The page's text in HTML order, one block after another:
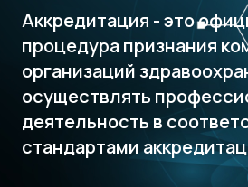
Аккредитация - это
процедура признания
организаций
осуществлять
деятельность в
стандартами